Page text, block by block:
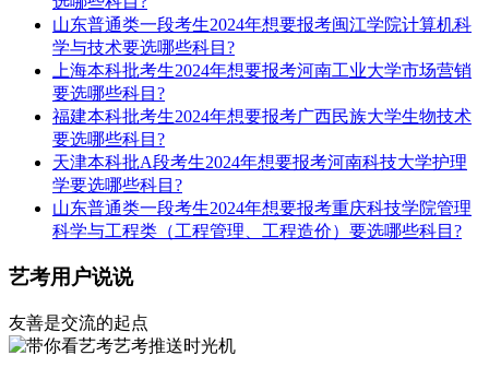
山东普通类一段考生2024年想要报考闽江学院计算机科
学与技术要选哪些科目?
上海本科批考生2024年想要报考河南工业大学市场营销
要选哪些科目?
福建本科批考生2024年想要报考广西民族大学生物技术
要选哪些科目?
天津本科批A段考生2024年想要报考河南科技大学护理
学要选哪些科目?
山东普通类一段考生2024年想要报考重庆科技学院管理
科学与工程类（工程管理、工程造价）要选哪些科目?
艺考用户说说
友善是交流的起点
艺考推送时光机